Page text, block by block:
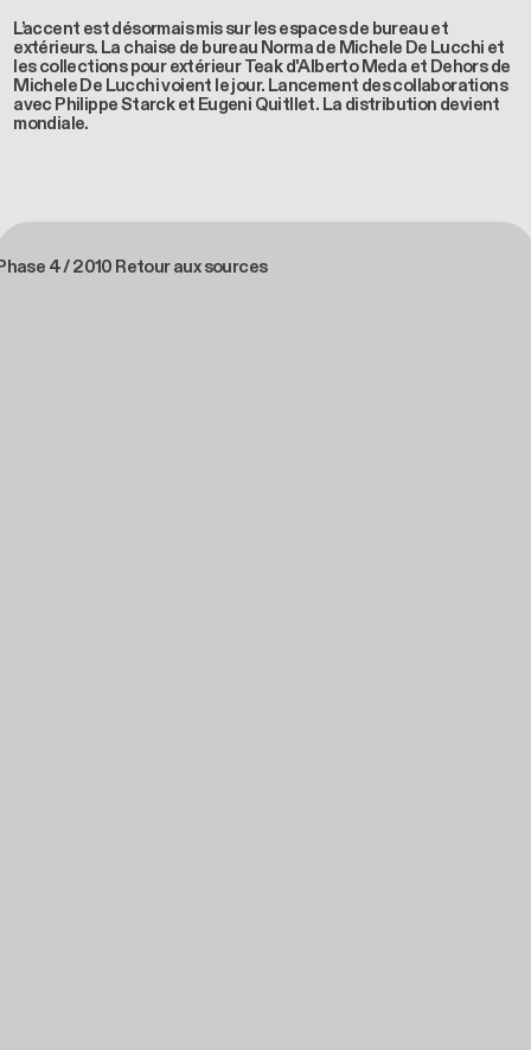
L’accent est désormais mis sur les espaces de bureau et
extérieurs. La chaise de bureau Norma de Michele De Lucchi et
les collections pour extérieur Teak d'Alberto Meda et Dehors de
Michele De Lucchi voient le jour. Lancement des collaborations
avec Philippe Starck et Eugeni Quitllet. La distribution devient
mondiale.
4 / 2010 Retour aux sources